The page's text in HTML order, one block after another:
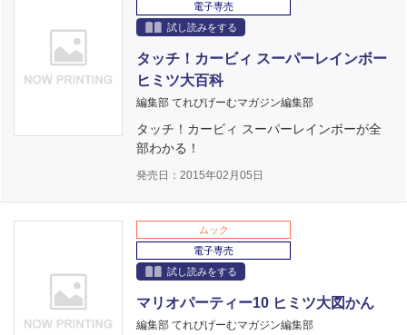
電子専売
試し読みをする
タッチ！カービィ スーパーレインボー
ヒミツ大百科
編集部 てれびげーむマガジン編集部
タッチ！カービィ スーパーレインボーが全
部わかる！
発売日：2015年02月05日
ムック
電子専売
試し読みをする
マリオパーティー10 ヒミツ大図かん
編集部 てれびげーむマガジン編集部